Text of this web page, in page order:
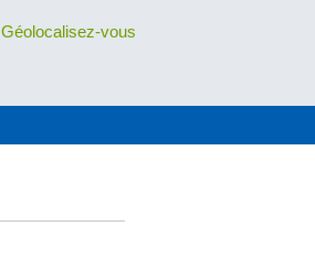
Géolocalisez-vous